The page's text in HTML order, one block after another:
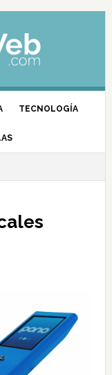
TECNOLOGÍA